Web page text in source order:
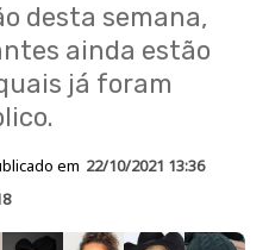
desta semana,
ainda estão
já foram
em 22/10/2021 13:36